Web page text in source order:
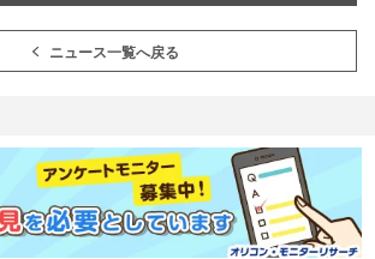
ニュース一覧へ戻る